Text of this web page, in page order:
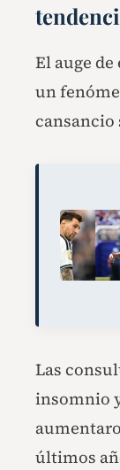
El auge
un
cansancio
Las
insomnio
últimos